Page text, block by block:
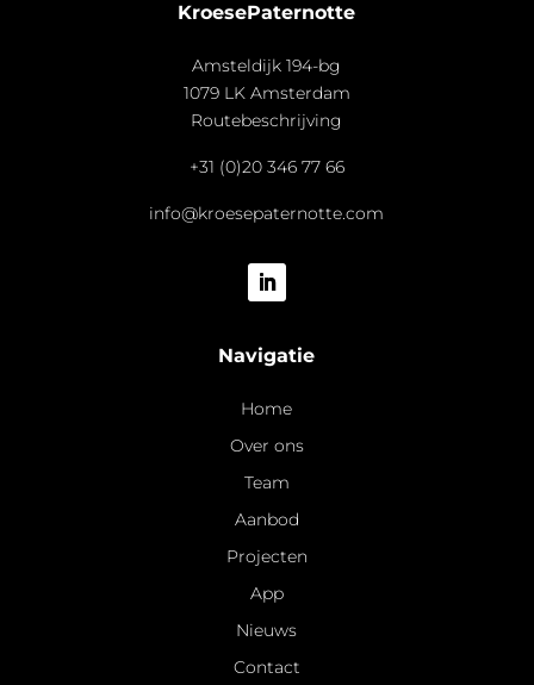
KroesePaternotte
Amsteldijk 194-bg
1079 LK Amsterdam
Routebeschrijving
+31 (0)20 346 77 66
info@kroesepaternotte.com
Navigatie
Home
Over ons
Team
Aanbod
Projecten
App
Nieuws
Contact